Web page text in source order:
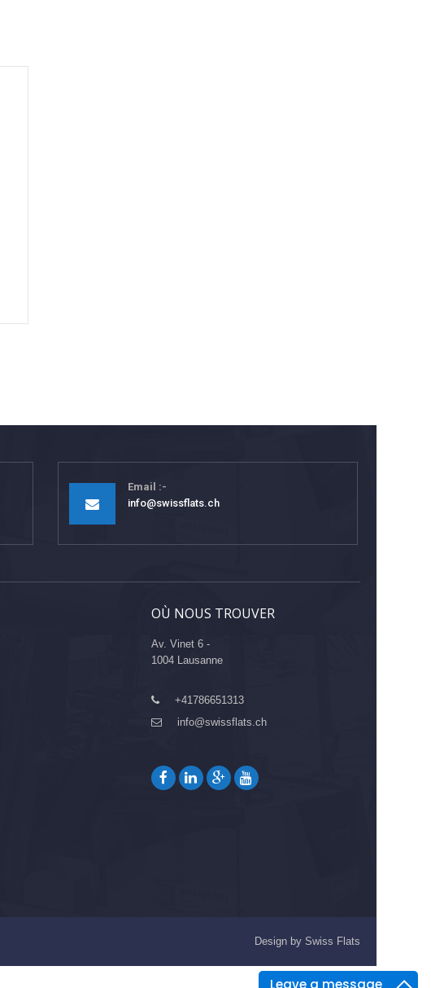
Leave a message
Email
info@swissflats.ch
OÙ NOUS TROUVER
Av. Vinet 6 -
1004 Lausanne
+41786651313
info@swissflats.ch
Design by Swiss Flats